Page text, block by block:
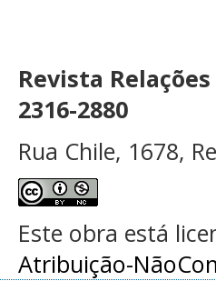
Revista
2316-2880
Rua Chile, 1678,
Este obra está
Atribuição-